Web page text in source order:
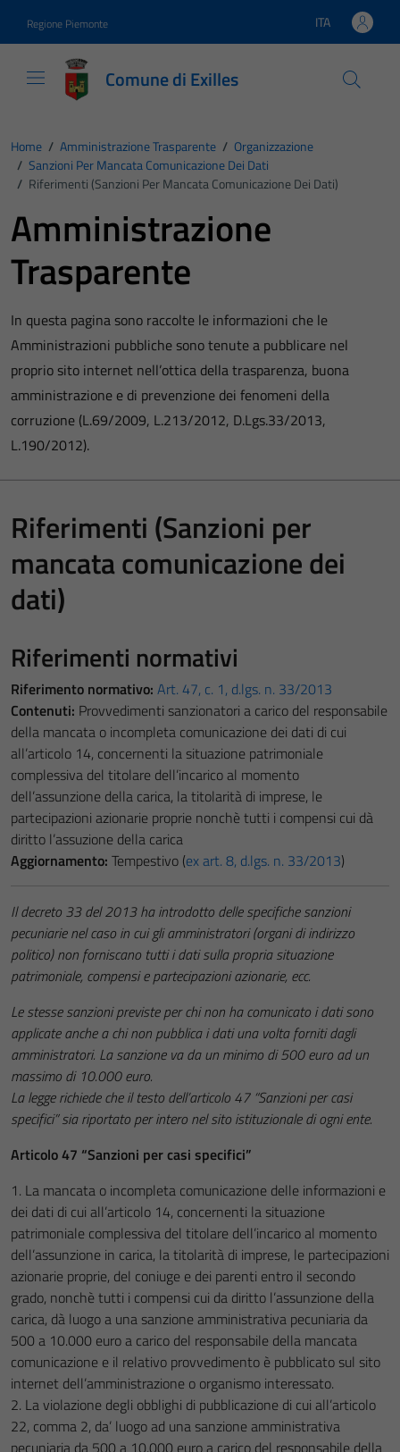
Regione Piemonte Lingua attiva:
ITA
Comune di Exilles
Home / Amministrazione Trasparente / Organizzazione
/ Sanzioni Per Mancata Comunicazione Dei Dati
/ Riferimenti (Sanzioni Per Mancata Comunicazione Dei Dati)
Amministrazione
Trasparente
In questa pagina sono raccolte le informazioni che le
Amministrazioni pubbliche sono tenute a pubblicare nel
proprio sito internet nell’ottica della trasparenza, buona
amministrazione e di prevenzione dei fenomeni della
corruzione (L.69/2009, L.213/2012, D.Lgs.33/2013,
L.190/2012).
Riferimenti (Sanzioni per
mancata comunicazione dei
dati)
Riferimenti normativi
Riferimento normativo: Art. 47, c. 1, d.lgs. n. 33/2013
Contenuti: Provvedimenti sanzionatori a carico del responsabile
della mancata o incompleta comunicazione dei dati di cui
all’articolo 14, concernenti la situazione patrimoniale
complessiva del titolare dell’incarico al momento
dell’assunzione della carica, la titolarità di imprese, le
partecipazioni azionarie proprie nonchè tutti i compensi cui dà
diritto l’assuzione della carica
Aggiornamento: Tempestivo (ex art. 8, d.lgs. n. 33/2013)
Il decreto 33 del 2013 ha introdotto delle specifiche sanzioni
pecuniarie nel caso in cui gli amministratori (organi di indirizzo
politico) non forniscano tutti i dati sulla propria situazione
patrimoniale, compensi e partecipazioni azionarie, ecc.
Le stesse sanzioni previste per chi non ha comunicato i dati sono
applicate anche a chi non pubblica i dati una volta forniti dagli
amministratori. La sanzione va da un minimo di 500 euro ad un
massimo di 10.000 euro.
La legge richiede che il testo dell’articolo 47 “Sanzioni per casi
specifici” sia riportato per intero nel sito istituzionale di ogni ente.
Articolo 47 “Sanzioni per casi specifici”
1. La mancata o incompleta comunicazione delle informazioni e
dei dati di cui all’articolo 14, concernenti la situazione
patrimoniale complessiva del titolare dell’incarico al momento
dell’assunzione in carica, la titolarità di imprese, le partecipazioni
azionarie proprie, del coniuge e dei parenti entro il secondo
grado, nonchè tutti i compensi cui da diritto l’assunzione della
carica, dà luogo a una sanzione amministrativa pecuniaria da
500 a 10.000 euro a carico del responsabile della mancata
comunicazione e il relativo provvedimento è pubblicato sul sito
internet dell’amministrazione o organismo interessato.
2. La violazione degli obblighi di pubblicazione di cui all’articolo
22, comma 2, da’ luogo ad una sanzione amministrativa
pecuniaria da 500 a 10.000 euro a carico del responsabile della